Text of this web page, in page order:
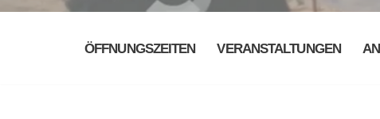
ÖFFNUNGSZEITEN VERANSTALTUNGEN